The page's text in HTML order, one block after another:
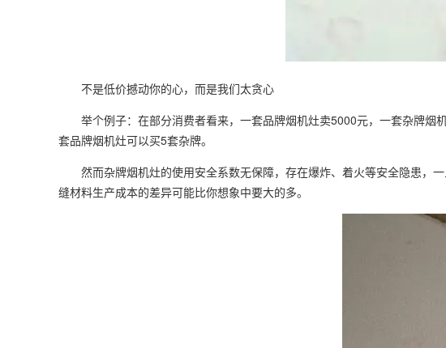
不是低价撼动你的心，而是我们太贪心
举个例子：在部分消费者看来，一套品牌烟机灶卖5000元，一套杂牌
套品牌烟机灶可以买5套杂牌。
然而杂牌烟机灶的使用安全系数无保障，存在爆炸、着火等安全隐患，
缝材料生产成本的差异可能比你想象中要大的多。